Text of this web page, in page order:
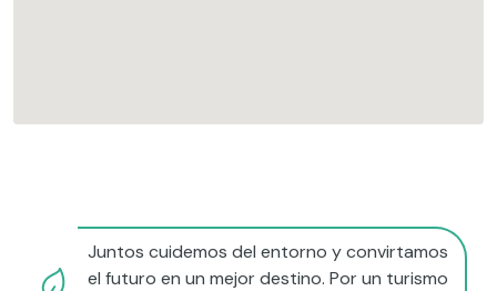
Juntos cuidemos del entorno y convirtamos
el futuro en un mejor destino. Por un turismo